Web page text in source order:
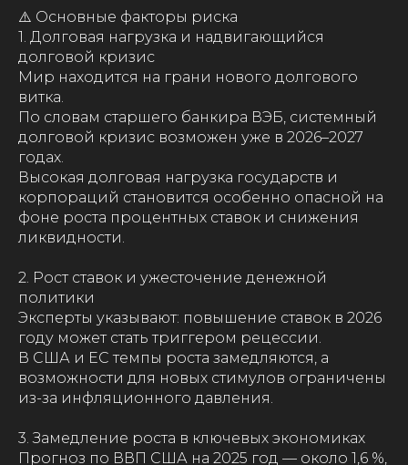
⚠️ Основные факторы риска
1. Долговая нагрузка и надвигающийся
долговой кризис
Мир находится на грани нового долгового
витка.
По словам старшего банкира ВЭБ, системный
долговой кризис возможен уже в 2026–2027
годах.
Высокая долговая нагрузка государств и
корпораций становится особенно опасной на
фоне роста процентных ставок и снижения
ликвидности.
2. Рост ставок и ужесточение денежной
политики
Эксперты указывают: повышение ставок в 2026
году может стать триггером рецессии.
В США и ЕС темпы роста замедляются, а
возможности для новых стимулов ограничены
из-за инфляционного давления.
3. Замедление роста в ключевых экономиках
Прогноз по ВВП США на 2025 год — около 1,6 %,